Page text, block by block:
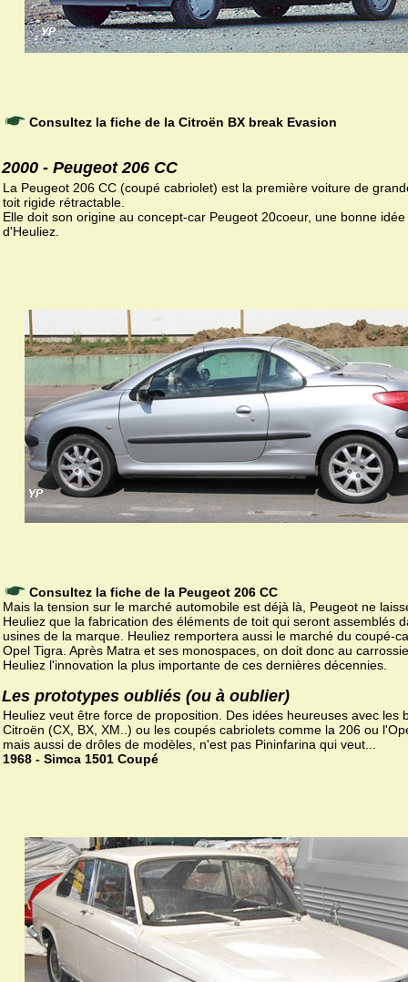
Consultez la fiche de la Citroën BX break Evasion
2000 - Peugeot 206 CC
La Peugeot 206 CC (coupé cabriolet) est la première voiture de
toit rigide rétractable.
Elle doit son origine au concept-car Peugeot 20coeur, une bonne idée
d'Heuliez.
Consultez la fiche de la Peugeot 206 CC
Mais la tension sur le marché automobile est déjà là, Peugeot ne
Heuliez que la fabrication des éléments de toit qui seront assemblés
usines de la marque. Heuliez remportera aussi le marché du coupé-
Opel Tigra. Après Matra et ses monospaces, on doit donc au
Heuliez l'innovation la plus importante de ces dernières décennies.
Les prototypes oubliés (ou à oublier)
Heuliez veut être force de proposition. Des idées heureuses avec les
Citroën (CX, BX, XM..) ou les coupés cabriolets comme la 206 ou
mais aussi de drôles de modèles, n'est pas Pininfarina qui veut...
1968 - Simca 1501 Coupé